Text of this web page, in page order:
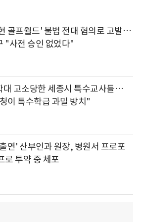
골프월드' 불법 전대 혐의로 고발…
"사전 승인 없었다"
대 고소당한 세종시 특수교사들…
이 특수학급 과밀 방치"
연' 산부인과 원장, 병원서 프로포
로 투약 중 체포